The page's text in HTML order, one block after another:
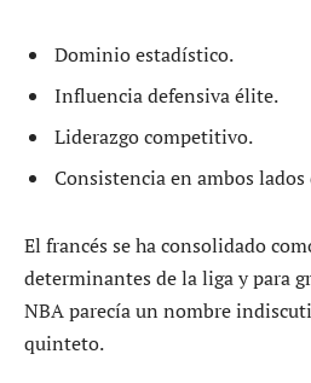
Dominio estadístico.
Influencia defensiva élite.
Liderazgo competitivo.
Consistencia en ambos
El francés se ha consolidado
determinantes de la liga y para
NBA parecía un nombre
quinteto.